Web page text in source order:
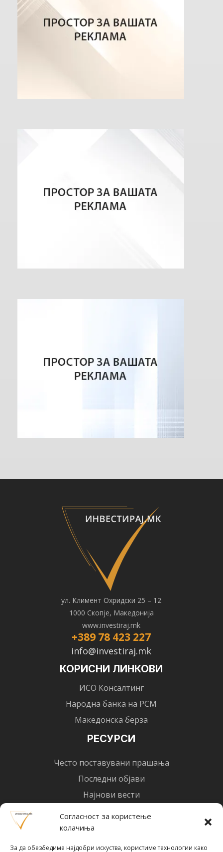
Согласност за користење
колачиња
За да обезбедиме најдобри искуства, користиме технологии како
ул. Климент Охридски 25 – 12
1000 Скопје, Македонија
www.investiraj.mk
+389 78 423 227
info@investiraj.mk
КОРИСНИ ЛИНКОВИ
ИСО Консалтинг
Народна банка на РСМ
Македонска берза
РЕСУРСИ
Често поставувани прашања
Последни објави
Најнови вести
Почни со инвестирање